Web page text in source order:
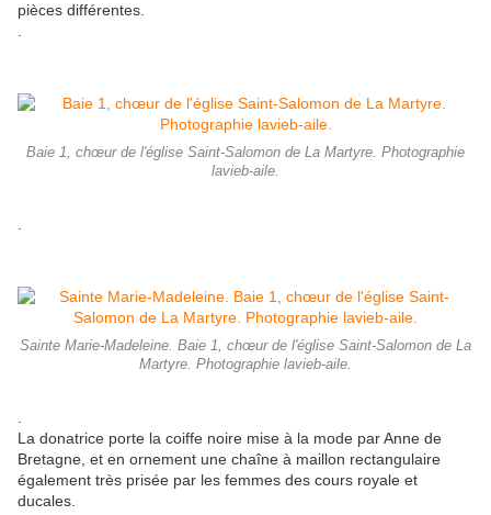
pièces différentes.
Baie 1, chœur de l'église Saint-Salomon de La Martyre. Photographie
lavieb-aile.
Sainte Marie-Madeleine. Baie 1, chœur de l'église Saint-Salomon de La
Martyre. Photographie lavieb-aile.
La donatrice porte la coiffe noire mise à la mode par Anne de
Bretagne, et en ornement une chaîne à maillon rectangulaire
également très prisée par les femmes des cours royale et
ducales.